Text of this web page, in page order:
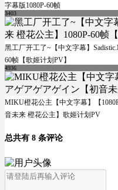
字幕版1080P-60帧
3403
黑工厂开工了~【中文字幕】
60帧【歌姬计划PV】
4936
MIKU橙花公主【中文字幕】【
音未来 橙花公主】歌姬计划PV
总共有 8 条评论